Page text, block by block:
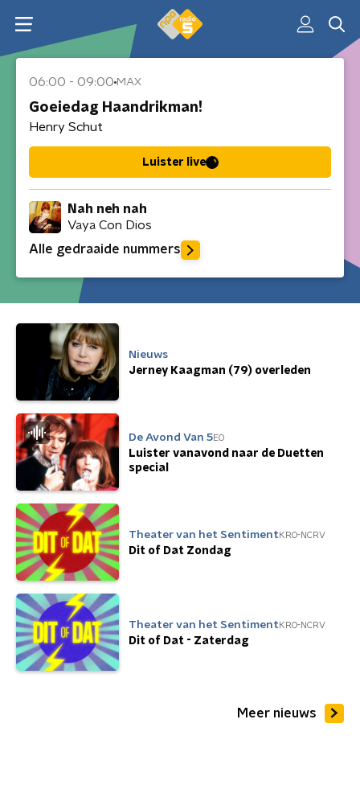
06:00 - 09:00 MAX
Goeiedag Haandrikman!
Henry Schut
Luister live
Nah neh nah
Vaya Con Dios
Alle gedraaide nummers
Nieuws
Jerney Kaagman (79) overleden
De Avond Van 5EO
Luister vanavond naar de Duetten
special
Theater van het Sentiment KRO-NCRV
Dit of Dat Zondag
Theater van het Sentiment KRO-NCRV
Dit of Dat - Zaterdag
Meer nieuws